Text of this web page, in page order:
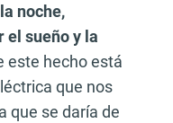
noche,
el sueño y la
este hecho está
que nos
que se daría de